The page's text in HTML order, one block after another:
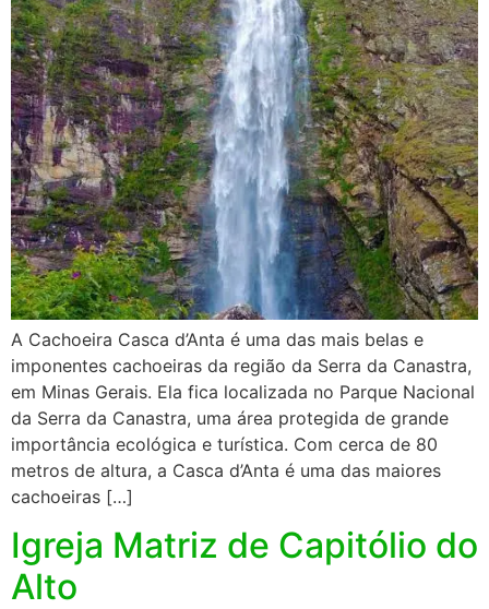
A Cachoeira Casca d’Anta é uma das mais belas e
imponentes cachoeiras da região da Serra da Canastra,
em Minas Gerais. Ela fica localizada no Parque Nacional
da Serra da Canastra, uma área protegida de grande
importância ecológica e turística. Com cerca de 80
metros de altura, a Casca d’Anta é uma das maiores
cachoeiras […]
Igreja Matriz de Capitólio do
Alto